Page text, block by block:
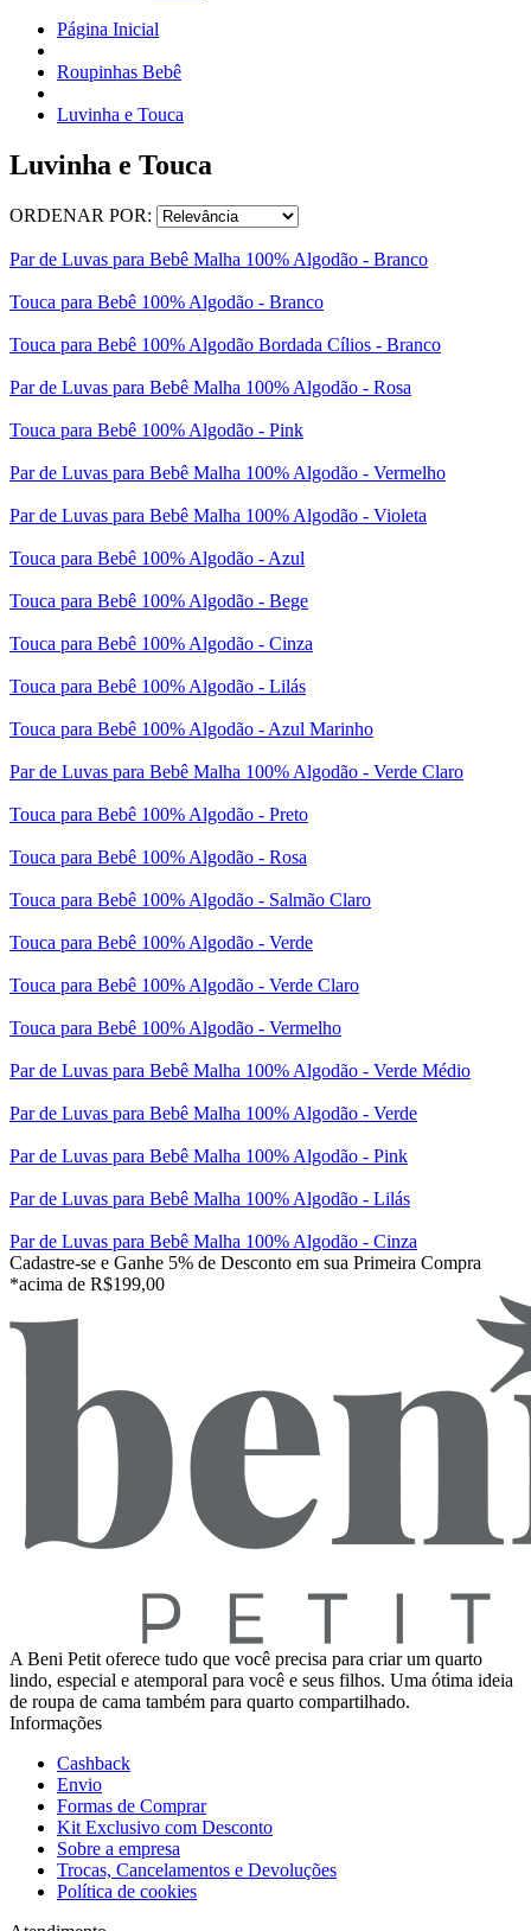
Página Inicial
Roupinhas Bebê
Luvinha e Touca
Luvinha e Touca
ORDENAR POR:
Par de Luvas para Bebê Malha 100% Algodão - Branco
Touca para Bebê 100% Algodão - Branco
Touca para Bebê 100% Algodão Bordada Cílios - Branco
Par de Luvas para Bebê Malha 100% Algodão - Rosa
Touca para Bebê 100% Algodão - Pink
Par de Luvas para Bebê Malha 100% Algodão - Vermelho
Par de Luvas para Bebê Malha 100% Algodão - Violeta
Touca para Bebê 100% Algodão - Azul
Touca para Bebê 100% Algodão - Bege
Touca para Bebê 100% Algodão - Cinza
Touca para Bebê 100% Algodão - Lilás
Touca para Bebê 100% Algodão - Azul Marinho
Par de Luvas para Bebê Malha 100% Algodão - Verde Claro
Touca para Bebê 100% Algodão - Preto
Touca para Bebê 100% Algodão - Rosa
Touca para Bebê 100% Algodão - Salmão Claro
Touca para Bebê 100% Algodão - Verde
Touca para Bebê 100% Algodão - Verde Claro
Touca para Bebê 100% Algodão - Vermelho
Par de Luvas para Bebê Malha 100% Algodão - Verde Médio
Par de Luvas para Bebê Malha 100% Algodão - Verde
Par de Luvas para Bebê Malha 100% Algodão - Pink
Par de Luvas para Bebê Malha 100% Algodão - Lilás
Par de Luvas para Bebê Malha 100% Algodão - Cinza
Cadastre-se e Ganhe 5% de Desconto em sua Primeira Compra
*acima de R$199,00
A Beni Petit oferece tudo que você precisa para criar um quarto
lindo, especial e atemporal para você e seus filhos. Uma ótima ideia
de roupa de cama também para quarto compartilhado.
Informações
Cashback
Envio
Formas de Comprar
Kit Exclusivo com Desconto
Sobre a empresa
Trocas, Cancelamentos e Devoluções
Política de cookies